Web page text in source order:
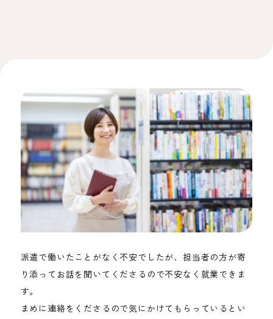
派遣で働いたことがなく不安でしたが、担当者の方が寄
り添ってお話を聞いてくださるので不安なく就業できま
す。
まめに連絡をくださるので気にかけてもらっているとい